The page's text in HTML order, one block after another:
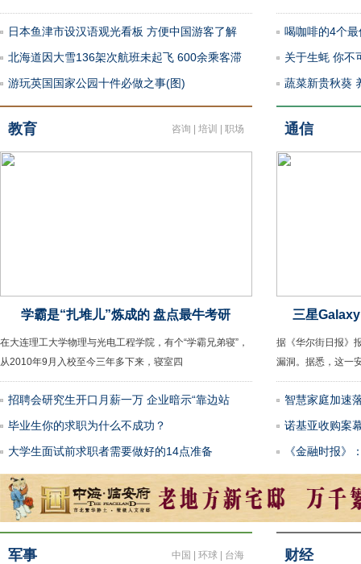
日本鱼津市设汉语观光看板 方便中国游客了解
北海道因大雪136架次航班未起飞 600余乘客滞
游玩英国国家公园十件必做之事(图)
喝咖啡的4个
关于生蚝 你不
蔬菜新贵秋葵
教育 咨询 培训 职场
学霸是“扎堆儿”炼成的 盘点最牛考研
在大连理工大学物理与光电工程学院，有个“学霸兄弟寝”，
从2010年9月入校至今三年多下来，寝室四
招聘会研究生开口月薪一万 企业暗示“靠边站
毕业生你的求职为什么不成功？
大学生面试前求职者需要做好的14点准备
通信
三星
据《华尔街日报》
漏洞。据悉，这一
智慧家庭加速
诺基亚收购案
《金融时报》
军事 中国 环球 台海 财经